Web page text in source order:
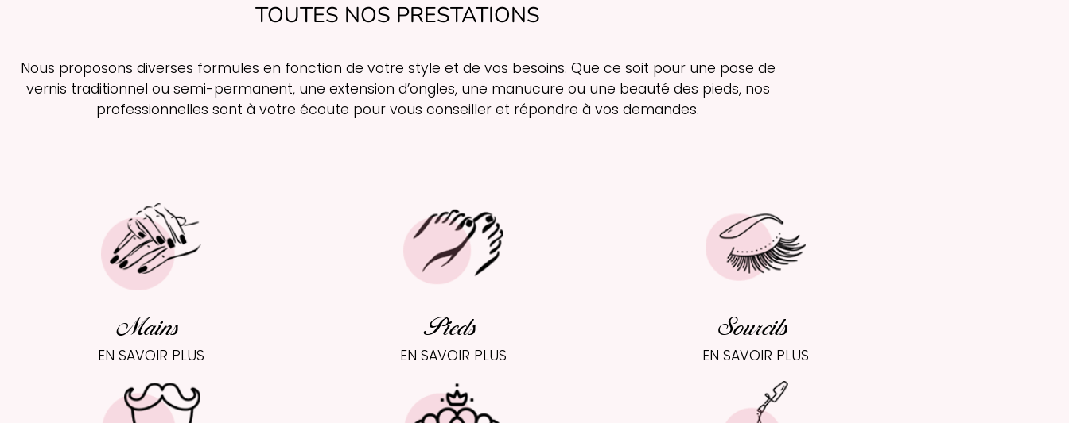
TOUTES NOS PRESTATIONS
Nous proposons diverses formules en fonction de votre style et de vos besoins. Que ce soit pour une pose de
vernis traditionnel ou semi-permanent, une extension d’ongles, une manucure ou une beauté des pieds, nos
professionnelles sont à votre écoute pour vous conseiller et répondre à vos demandes.
Mains
EN SAVOIR PLUS
Pieds
EN SAVOIR PLUS
Sourcils
EN SAVOIR PLUS